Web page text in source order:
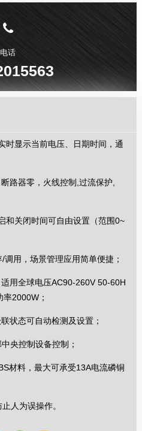
电话
时显示当前电压、日期时间，通
路器零，火线控制,过流保护,
和关闭时间可自由设置（范围0~
用，场景管理应用简单便捷；
用全球电压AC90-260V 50-60H
2000W；
状态可自动检测及设置；
央控制设备控制；
材料，最大可承受13A电流磷铜
人为误操作。